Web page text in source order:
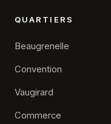
QUARTIERS
Beaugrenelle
Convention
Vaugirard
Commerce